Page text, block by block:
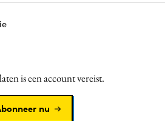
is een account vereist.
nu